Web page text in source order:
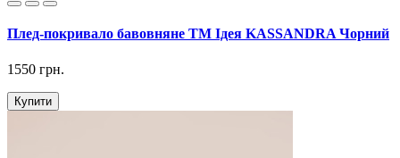
Плед-покривало бавовняне ТМ Ідея KASSANDRA Чорний
1550 грн.
Купити